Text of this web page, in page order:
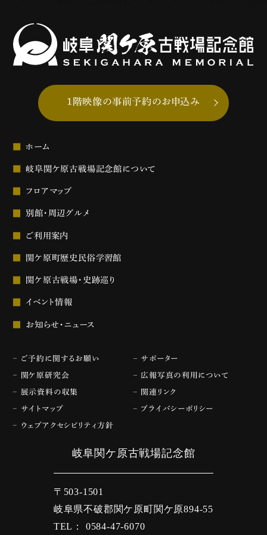
1階映像の事前予約のお申込み
ホーム
岐阜関ケ原古戦場記念館について
フロアマップ
別館・周辺グルメ
ご利用案内
関ケ原町歴史民俗学習館
関ケ原古戦場・史跡巡り
イベント情報
お知らせ・ニュース
ご予約に関するお願い サポーター
関ケ原研究会 広報写真の利用について
展示資料の収集 関連リンク
サイトマップ プライバシーポリシー
ウェブアクセシビリティ方針
岐阜関ケ原古戦場記念館
〒503-1501
岐阜県不破郡関ケ原町関ケ原894-55
TEL： 0584-47-6070